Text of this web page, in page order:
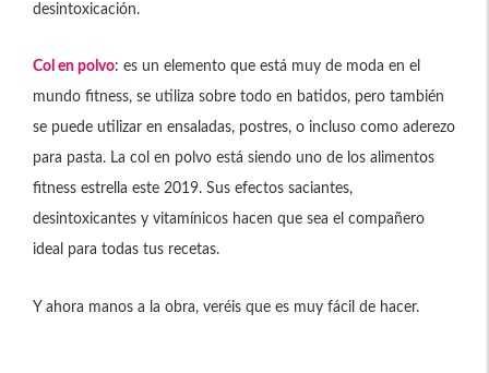
desintoxicación.
Col en polvo: es un elemento que está muy de moda en el
mundo fitness, se utiliza sobre todo en batidos, pero también
se puede utilizar en ensaladas, postres, o incluso como aderezo
para pasta. La col en polvo está siendo uno de los alimentos
fitness estrella este 2019. Sus efectos saciantes,
desintoxicantes y vitamínicos hacen que sea el compañero
ideal para todas tus recetas.
Y ahora manos a la obra, veréis que es muy fácil de hacer.